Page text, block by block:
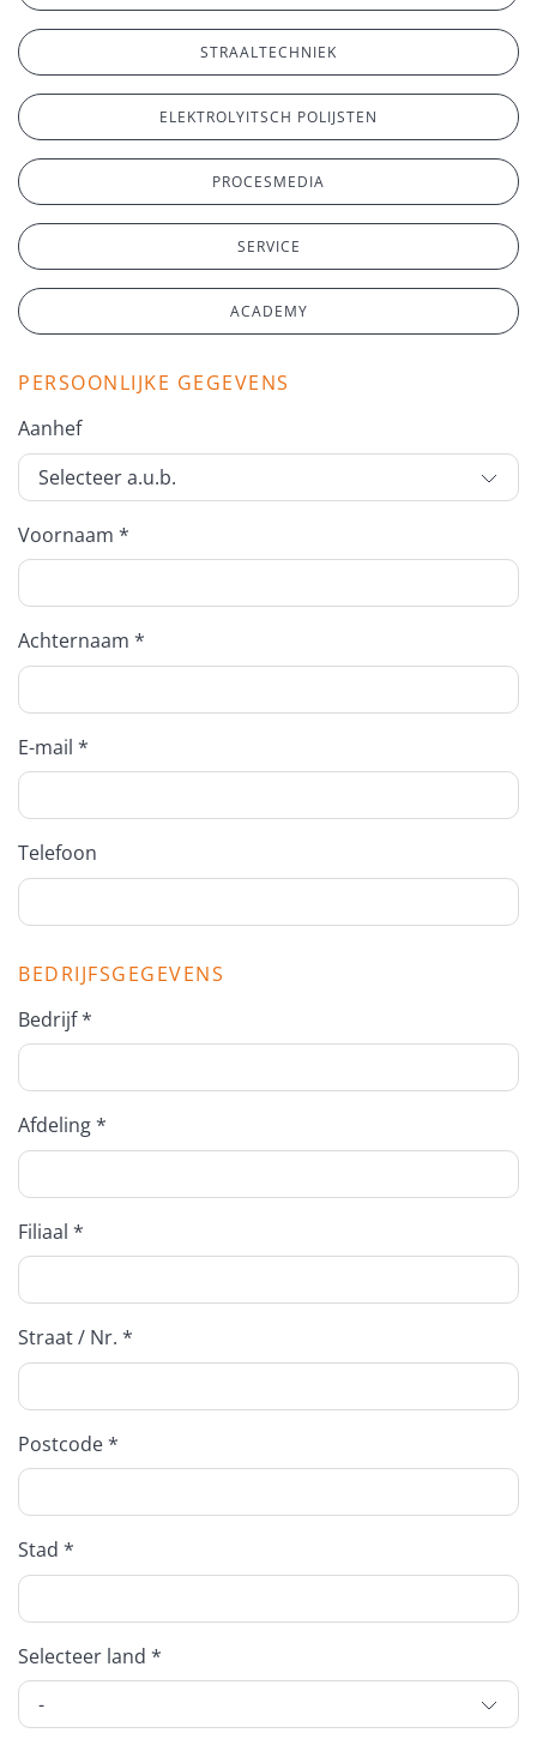
STRAALTECHNIEK
ELEKTROLYITSCH POLIJSTEN
PROCESMEDIA
SERVICE
ACADEMY
PERSOONLIJKE GEGEVENS
Aanhef
Voornaam *
Achternaam *
E-mail *
Telefoon
BEDRIJFSGEGEVENS
Bedrijf *
Afdeling *
Filiaal *
Straat / Nr. *
Postcode *
Stad *
Selecteer land *